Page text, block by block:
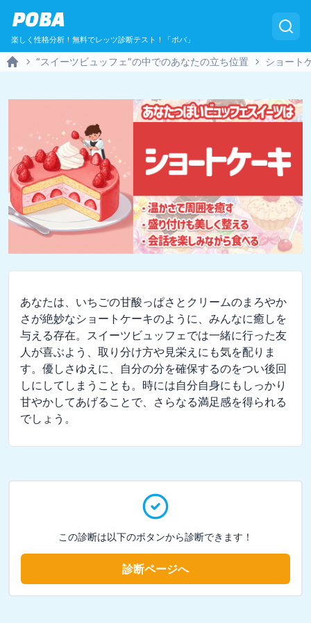
POBA
楽しく性格分析！無料でレッツ診断テスト！「ポバ」
“スイーツビュッフェ”の中でのあなたの立ち位置 ショート
あなたは、いちごの甘酸っぱさとクリームのまろやか
さが絶妙なショートケーキのように、みんなに癒しを
与える存在。スイーツビュッフェでは一緒に行った友
人が喜ぶよう、取り分け方や見栄えにも気を配りま
す。優しさゆえに、自分の分を確保するのをつい後回
しにしてしまうことも。時には自分自身にもしっかり
甘やかしてあげることで、さらなる満足感を得られる
でしょう。
この診断は以下のボタンから診断できます！
診断ページへ